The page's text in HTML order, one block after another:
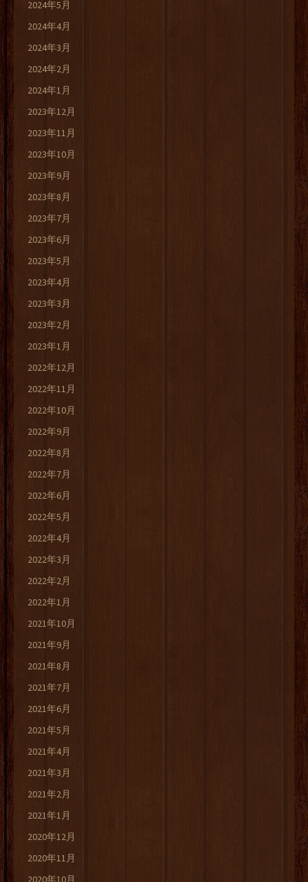
2024年5月
2024年4月
2024年3月
2024年2月
2024年1月
2023年12月
2023年11月
2023年10月
2023年9月
2023年8月
2023年7月
2023年6月
2023年5月
2023年4月
2023年3月
2023年2月
2023年1月
2022年12月
2022年11月
2022年10月
2022年9月
2022年8月
2022年7月
2022年6月
2022年5月
2022年4月
2022年3月
2022年2月
2022年1月
2021年10月
2021年9月
2021年8月
2021年7月
2021年6月
2021年5月
2021年4月
2021年3月
2021年2月
2021年1月
2020年12月
2020年11月
2020年10月